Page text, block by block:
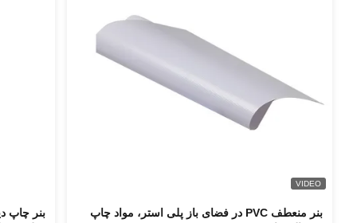
بنر منعطف PVC در فضای باز پلی استر، مواد چاپ